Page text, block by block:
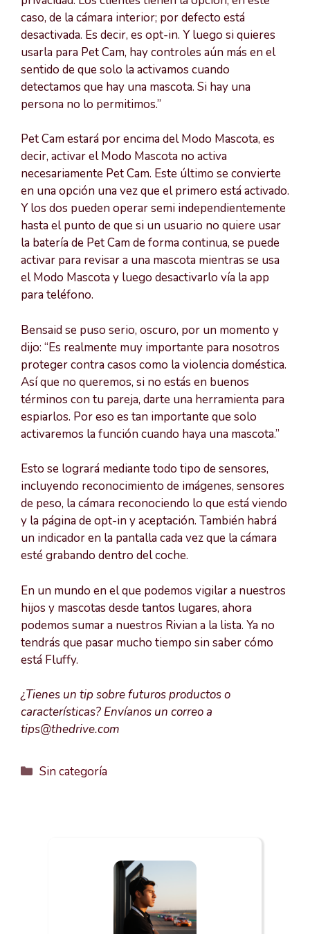
caso, de la cámara interior; por defecto está
desactivada. Es decir, es opt-in. Y luego si quieres
usarla para Pet Cam, hay controles aún más en el
sentido de que solo la activamos cuando
detectamos que hay una mascota. Si hay una
persona no lo permitimos.”
Pet Cam estará por encima del Modo Mascota, es
decir, activar el Modo Mascota no activa
necesariamente Pet Cam. Este último se convierte
en una opción una vez que el primero está activado.
Y los dos pueden operar semi independientemente
hasta el punto de que si un usuario no quiere usar
la batería de Pet Cam de forma continua, se puede
activar para revisar a una mascota mientras se usa
el Modo Mascota y luego desactivarlo vía la app
para teléfono.
Bensaid se puso serio, oscuro, por un momento y
dijo: “Es realmente muy importante para nosotros
proteger contra casos como la violencia doméstica.
Así que no queremos, si no estás en buenos
términos con tu pareja, darte una herramienta para
espiarlos. Por eso es tan importante que solo
activaremos la función cuando haya una mascota.”
Esto se logrará mediante todo tipo de sensores,
incluyendo reconocimiento de imágenes, sensores
de peso, la cámara reconociendo lo que está viendo
y la página de opt-in y aceptación. También habrá
un indicador en la pantalla cada vez que la cámara
esté grabando dentro del coche.
En un mundo en el que podemos vigilar a nuestros
hijos y mascotas desde tantos lugares, ahora
podemos sumar a nuestros Rivian a la lista. Ya no
tendrás que pasar mucho tiempo sin saber cómo
está Fluffy.
¿Tienes un tip sobre futuros productos o
características? Envíanos un correo a
tips@thedrive.com
Categorías
Sin categoría